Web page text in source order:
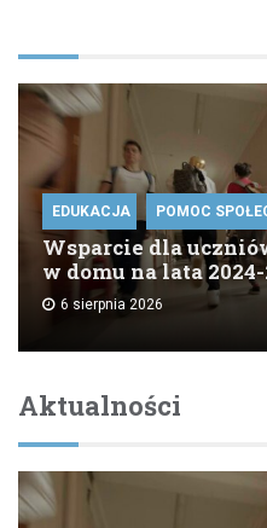
EDUKACJA POMOC
Wsparcie dla
w domu na lata
6 sierpnia 2026
Aktualności